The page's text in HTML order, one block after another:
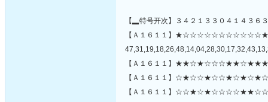
【▂特号开次】３４２１３３０４１４３６
【Ａ１６１１】
【Ａ１６１１】
【Ａ１６１１】
【Ａ１６１１】